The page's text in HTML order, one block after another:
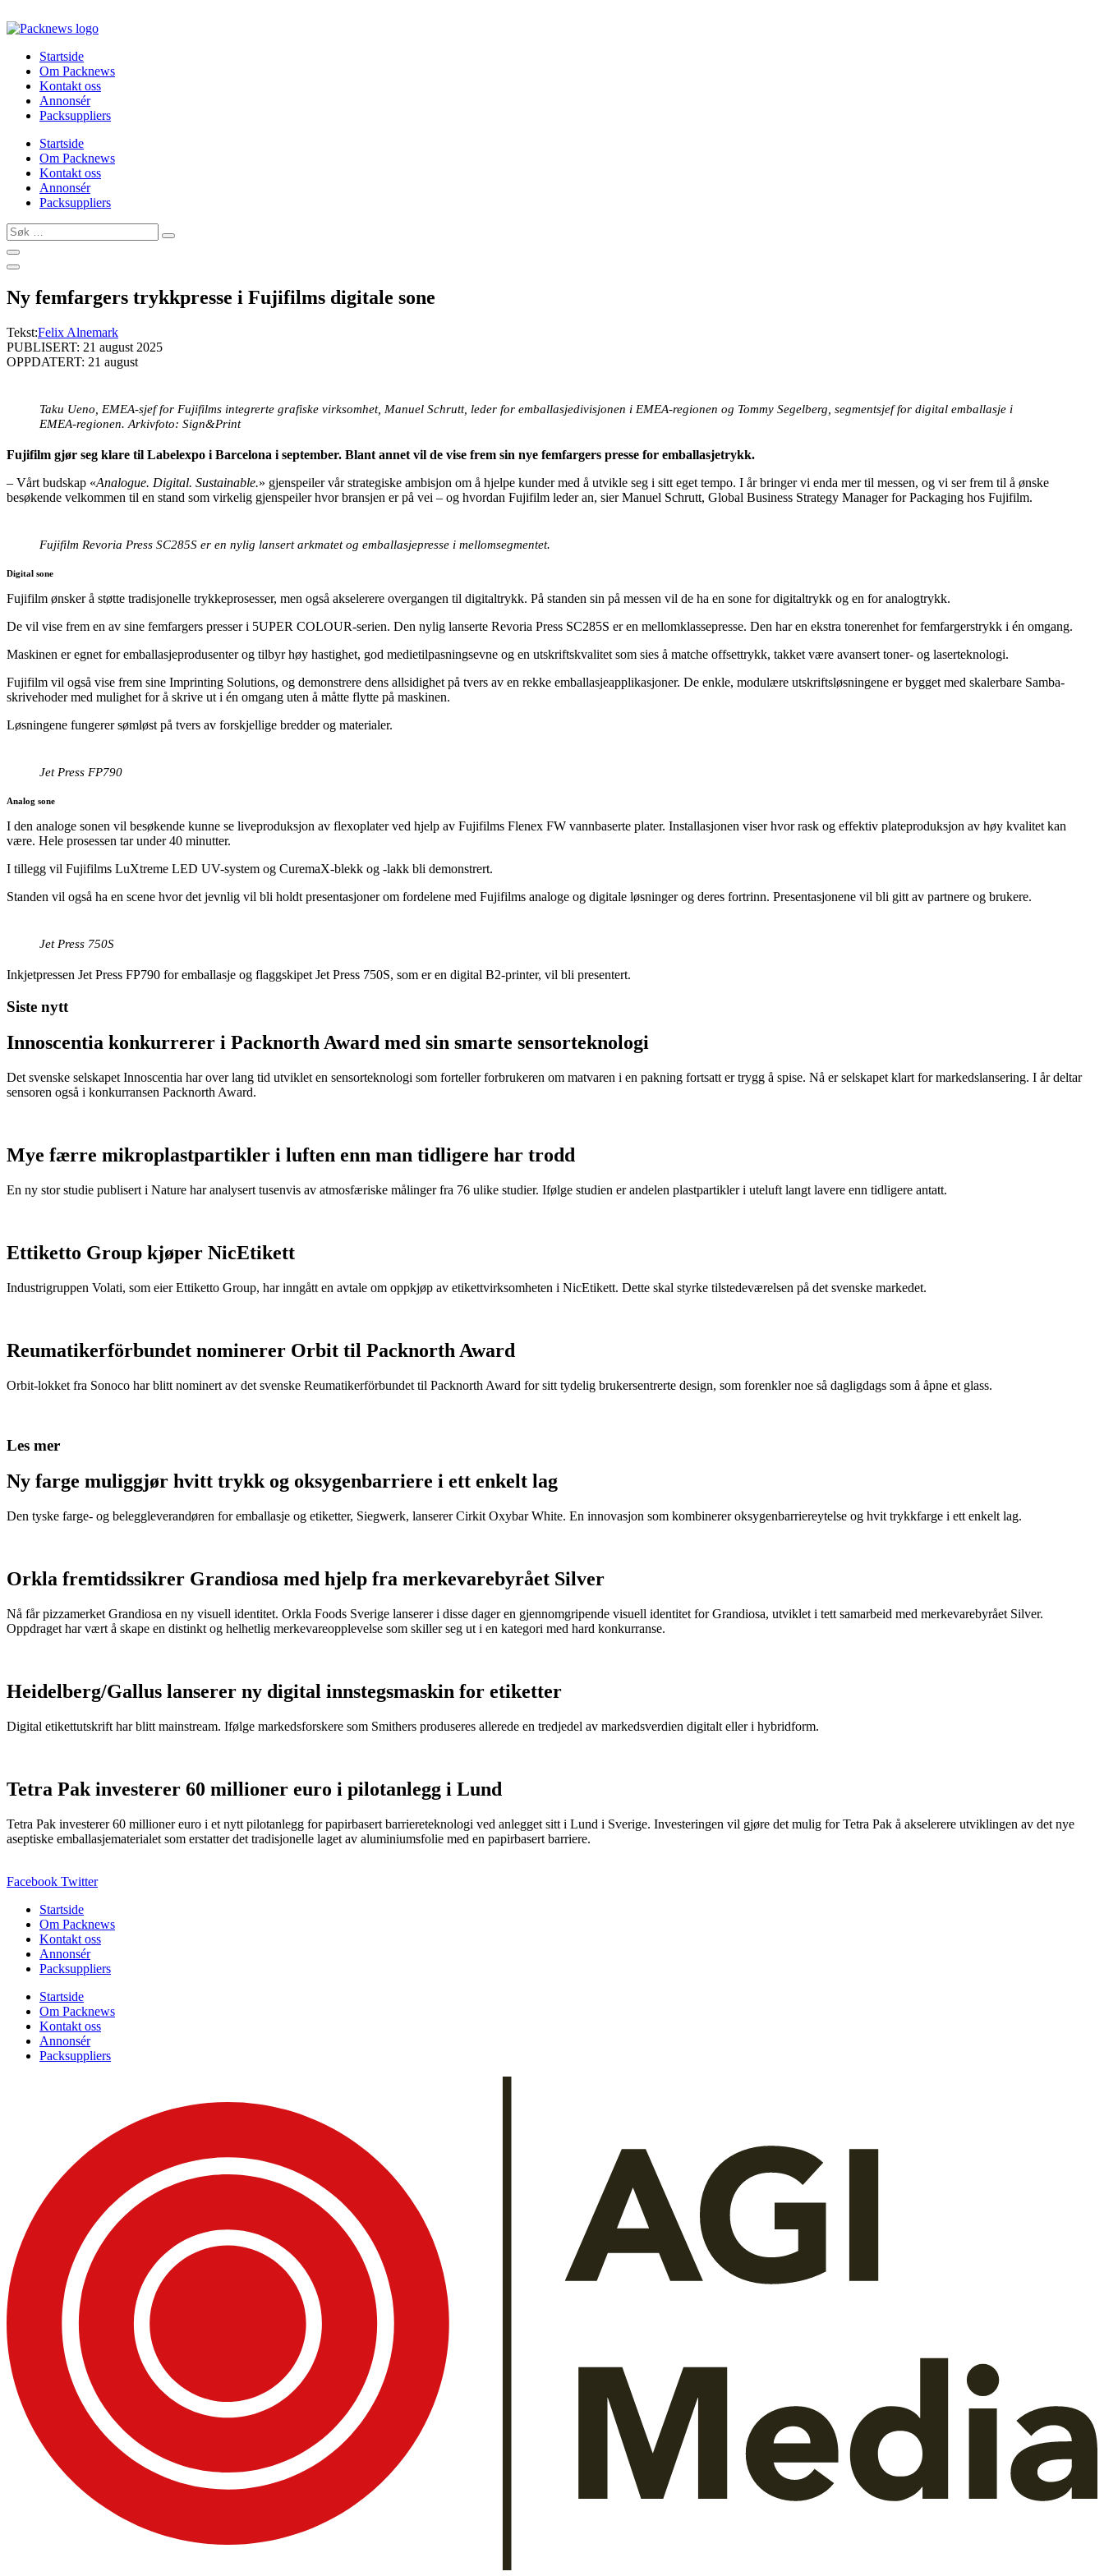
to
Startside
Om Packnews
Kontakt oss
Annonsér
Packsuppliers
Startside
Om Packnews
Kontakt oss
Annonsér
Packsuppliers
Søk
…
Ny femfargers trykkpresse i Fujifilms digitale sone
Tekst:Felix Alnemark
PUBLISERT: 21 august 2025
OPPDATERT: 21 august
Taku Ueno, EMEA-sjef for Fujifilms integrerte grafiske virksomhet, Manuel Schrutt, leder for emballasjedivisjonen i EMEA-regionen og Tommy Segelberg, segmentsjef for digital emballasje i
EMEA-regionen. Arkivfoto: Sign&Print
Fujifilm gjør seg klare til Labelexpo i Barcelona i september. Blant annet vil de vise frem sin nye femfargers presse for emballasjetrykk.
– Vårt budskap «Analogue. Digital. Sustainable.» gjenspeiler vår strategiske ambisjon om å hjelpe kunder med å utvikle seg i sitt eget tempo. I år bringer vi enda mer til messen, og vi ser frem til å ønske
besøkende velkommen til en stand som virkelig gjenspeiler hvor bransjen er på vei – og hvordan Fujifilm leder an, sier Manuel Schrutt, Global Business Strategy Manager for Packaging hos Fujifilm.
Fujifilm Revoria Press SC285S er en nylig lansert arkmatet og emballasjepresse i mellomsegmentet.
Digital sone
Fujifilm ønsker å støtte tradisjonelle trykkeprosesser, men også akselerere overgangen til digitaltrykk. På standen sin på messen vil de ha en sone for digitaltrykk og en for analogtrykk.
De vil vise frem en av sine femfargers presser i 5UPER COLOUR-serien. Den nylig lanserte Revoria Press SC285S er en mellomklassepresse. Den har en ekstra tonerenhet for femfargerstrykk i én omgang.
Maskinen er egnet for emballasjeprodusenter og tilbyr høy hastighet, god medietilpasningsevne og en utskriftskvalitet som sies å matche offsettrykk, takket være avansert toner- og laserteknologi.
Fujifilm vil også vise frem sine Imprinting Solutions, og demonstrere dens allsidighet på tvers av en rekke emballasjeapplikasjoner. De enkle, modulære utskriftsløsningene er bygget med skalerbare Samba-
skrivehoder med mulighet for å skrive ut i én omgang uten å måtte flytte på maskinen.
Løsningene fungerer sømløst på tvers av forskjellige bredder og materialer.
Jet Press FP790
Analog sone
I den analoge sonen vil besøkende kunne se liveproduksjon av flexoplater ved hjelp av Fujifilms Flenex FW vannbaserte plater. Installasjonen viser hvor rask og effektiv plateproduksjon av høy kvalitet kan
være. Hele prosessen tar under 40 minutter.
I tillegg vil Fujifilms LuXtreme LED UV-system og CuremaX-blekk og -lakk bli demonstrert.
Standen vil også ha en scene hvor det jevnlig vil bli holdt presentasjoner om fordelene med Fujifilms analoge og digitale løsninger og deres fortrinn. Presentasjonene vil bli gitt av partnere og brukere.
Jet Press 750S
Inkjetpressen Jet Press FP790 for emballasje og flaggskipet Jet Press 750S, som er en digital B2-printer, vil bli presentert.
Siste nytt
Innoscentia konkurrerer i Packnorth Award med sin smarte sensorteknologi
Det svenske selskapet Innoscentia har over lang tid utviklet en sensorteknologi som forteller forbrukeren om matvaren i en pakning fortsatt er trygg å spise. Nå er selskapet klart for markedslansering. I år deltar
sensoren også i konkurransen Packnorth Award.
Mye færre mikroplastpartikler i luften enn man tidligere har trodd
En ny stor studie publisert i Nature har analysert tusenvis av atmosfæriske målinger fra 76 ulike studier. Ifølge studien er andelen plastpartikler i uteluft langt lavere enn tidligere antatt.
Ettiketto Group kjøper NicEtikett
Industrigruppen Volati, som eier Ettiketto Group, har inngått en avtale om oppkjøp av etikettvirksomheten i NicEtikett. Dette skal styrke tilstedeværelsen på det svenske markedet.
Reumatikerförbundet nominerer Orbit til Packnorth Award
Orbit-lokket fra Sonoco har blitt nominert av det svenske Reumatikerförbundet til Packnorth Award for sitt tydelig brukersentrerte design, som forenkler noe så dagligdags som å åpne et glass.
Les mer
Ny farge muliggjør hvitt trykk og oksygenbarriere i ett enkelt lag
Den tyske farge- og beleggleverandøren for emballasje og etiketter, Siegwerk, lanserer Cirkit Oxybar White. En innovasjon som kombinerer oksygenbarriereytelse og hvit trykkfarge i ett enkelt lag.
Orkla fremtidssikrer Grandiosa med hjelp fra merkevarebyrået Silver
Nå får pizzamerket Grandiosa en ny visuell identitet. Orkla Foods Sverige lanserer i disse dager en gjennomgripende visuell identitet for Grandiosa, utviklet i tett samarbeid med merkevarebyrået Silver.
Oppdraget har vært å skape en distinkt og helhetlig merkevareopplevelse som skiller seg ut i en kategori med hard konkurranse.
Heidelberg/Gallus lanserer ny digital innstegsmaskin for etiketter
Digital etikettutskrift har blitt mainstream. Ifølge markedsforskere som Smithers produseres allerede en tredjedel av markedsverdien digitalt eller i hybridform.
Tetra Pak investerer 60 millioner euro i pilotanlegg i Lund
Tetra Pak investerer 60 millioner euro i et nytt pilotanlegg for papirbasert barriereteknologi ved anlegget sitt i Lund i Sverige. Investeringen vil gjøre det mulig for Tetra Pak å akselerere utviklingen av det nye
aseptiske emballasjematerialet som erstatter det tradisjonelle laget av aluminiumsfolie med en papirbasert barriere.
Facebook Twitter
Startside
Om Packnews
Kontakt oss
Annonsér
Packsuppliers
Startside
Om Packnews
Kontakt oss
Annonsér
Packsuppliers